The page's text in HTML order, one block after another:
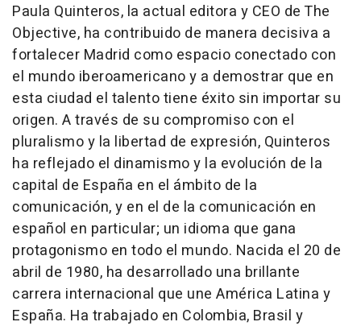
Paula Quinteros, la actual editora y CEO de The
Objective, ha contribuido de manera decisiva a
fortalecer Madrid como espacio conectado con
el mundo iberoamericano y a demostrar que en
esta ciudad el talento tiene éxito sin importar su
origen. A través de su compromiso con el
pluralismo y la libertad de expresión, Quinteros
ha reflejado el dinamismo y la evolución de la
capital de España en el ámbito de la
comunicación, y en el de la comunicación en
español en particular; un idioma que gana
protagonismo en todo el mundo. Nacida el 20 de
abril de 1980, ha desarrollado una brillante
carrera internacional que une América Latina y
España. Ha trabajado en Colombia, Brasil y